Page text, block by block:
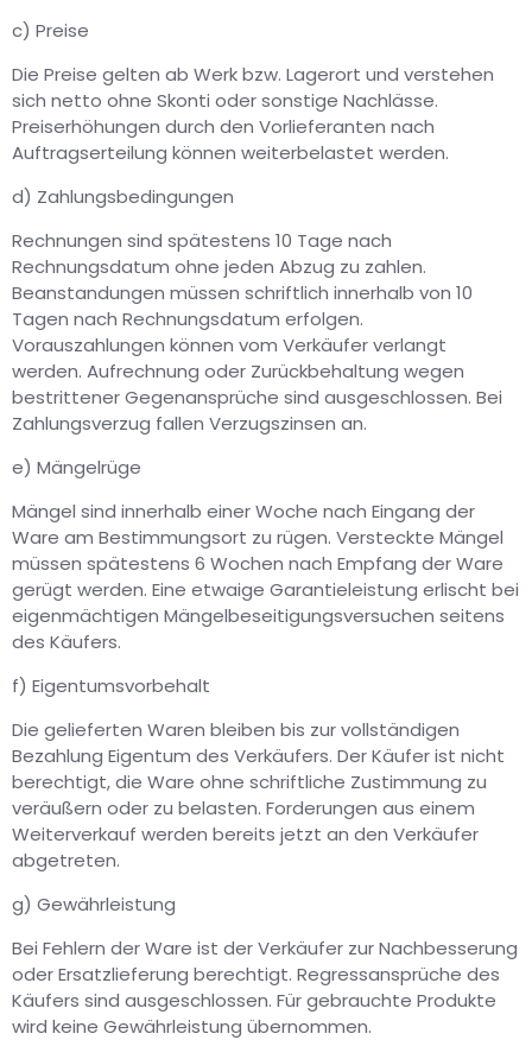
c) Preise
Die Preise gelten ab Werk bzw. Lagerort und verstehen
sich netto ohne Skonti oder sonstige Nachlässe.
Preiserhöhungen durch den Vorlieferanten nach
Auftragserteilung können weiterbelastet werden.
d) Zahlungsbedingungen
Rechnungen sind spätestens 10 Tage nach
Rechnungsdatum ohne jeden Abzug zu zahlen.
Beanstandungen müssen schriftlich innerhalb von 10
Tagen nach Rechnungsdatum erfolgen.
Vorauszahlungen können vom Verkäufer verlangt
werden. Aufrechnung oder Zurückbehaltung wegen
bestrittener Gegenansprüche sind ausgeschlossen. Bei
Zahlungsverzug fallen Verzugszinsen an.
e) Mängelrüge
Mängel sind innerhalb einer Woche nach Eingang der
Ware am Bestimmungsort zu rügen. Versteckte Mängel
müssen spätestens 6 Wochen nach Empfang der Ware
gerügt werden. Eine etwaige Garantieleistung erlischt bei
eigenmächtigen Mängelbeseitigungsversuchen seitens
des Käufers.
f) Eigentumsvorbehalt
Die gelieferten Waren bleiben bis zur vollständigen
Bezahlung Eigentum des Verkäufers. Der Käufer ist nicht
berechtigt, die Ware ohne schriftliche Zustimmung zu
veräußern oder zu belasten. Forderungen aus einem
Weiterverkauf werden bereits jetzt an den Verkäufer
abgetreten.
g) Gewährleistung
Bei Fehlern der Ware ist der Verkäufer zur Nachbesserung
oder Ersatzlieferung berechtigt. Regressansprüche des
Käufers sind ausgeschlossen. Für gebrauchte Produkte
wird keine Gewährleistung übernommen.